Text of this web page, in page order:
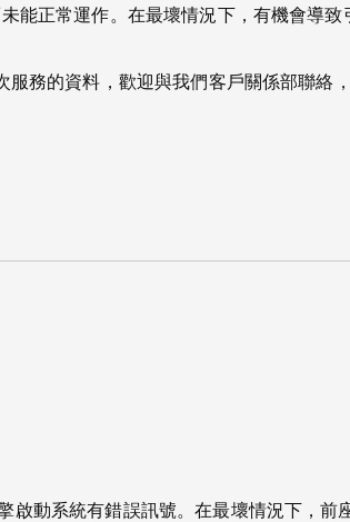
能正常運作。在最壞情況下，有機會導致
務的資料，歡迎與我們客戶關係部聯絡
動系統有錯誤訊號。在最壞情況下，前